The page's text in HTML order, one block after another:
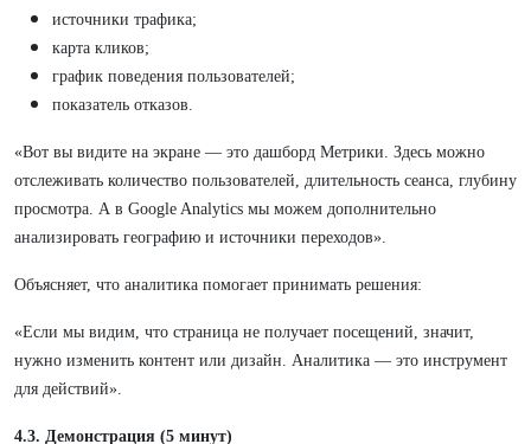
источники трафика;
карта кликов;
график поведения пользователей;
показатель отказов.
«Вот вы видите на экране — это дашборд Метрики. Здесь можно
отслеживать количество пользователей, длительность сеанса, глубину
просмотра. А в Google Analytics мы можем дополнительно
анализировать географию и источники переходов».
Объясняет, что аналитика помогает принимать решения:
«Если мы видим, что страница не получает посещений, значит,
нужно изменить контент или дизайн. Аналитика — это инструмент
для действий».
4.3. Демонстрация (5 минут)